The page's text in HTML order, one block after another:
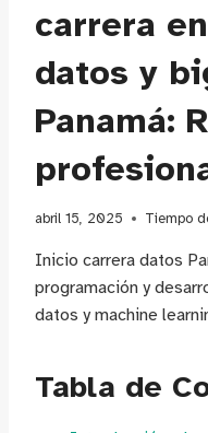
carrera
datos y
Panamá:
abril 15, 2025 Tiempo
Inicio carrera datos
programación y
datos y machine
Tabla de